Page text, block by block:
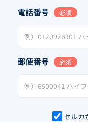
電話番号 必須
郵便番号 必須
セルカ